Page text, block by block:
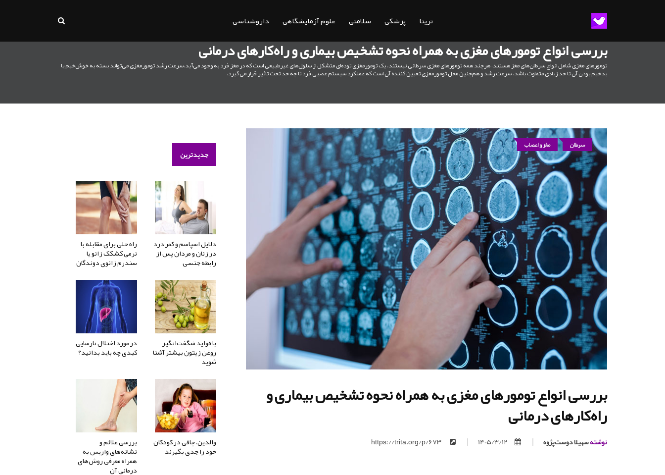
تریتا پزشکی سلامتی علوم آزمایشگاهی داروشناسی
بررسی انواع تومورهای مغزی به همراه نحوه تشخیص بیماری و راه‌کارهای درمانی
تومورهای مغزی شامل انواع سرطان‌های مغز هستند، هرچند همه تومورهای مغزی سرطانی نیستند. یک تومورمغزی توده‌ای متشکل از سلول‌های غیرطبیعی است که در مغز فرد به وجود می‌آید.سرعت رشد تومورمغزی می‌تواند بسته به خوش‌خیم یا
بدخیم بودن آن تا حد زیادی متفاوت باشد. سرعت رشد و هم‌چنین محل تومورمغزی تعیین کننده آن است که عملکرد سیستم عصبی فرد تا چه حد تحت تاثیر قرار می‌گیرد.
سرطان مغز و اعصاب
بررسی انواع تومورهای مغزی به همراه نحوه تشخیص بیماری و
راه‌کارهای درمانی
نوشتهسهیلا دوست‌پژوه 1405/3/12
جدیدترین
دلایل اسپاسم و کمر درد
در زنان و مردان پس از
رابطه جنسی
راه حلی برای مقابله با
نرمی کشکک زانو یا
سندرم زانوی دوندگان
با فواید شگفت‌انگیز
روغن زیتون بیشتر آشنا
شوید
در مورد اختلال نارسایی
کبدی چه باید بدانید؟
والدین، چاقی در کودکان
خود را جدی بگیرند
بررسی علائم و
نشانه‌های واریس به
همراه معرفی روش‌های
درمانی آن